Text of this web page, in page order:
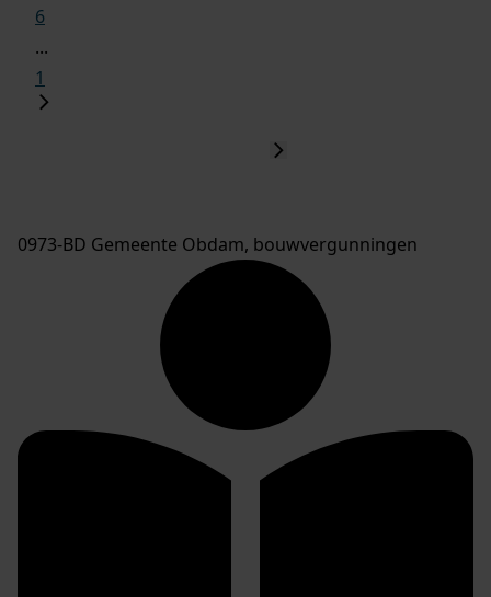
6
...
1
0973-BD Gemeente Obdam, bouwvergunningen